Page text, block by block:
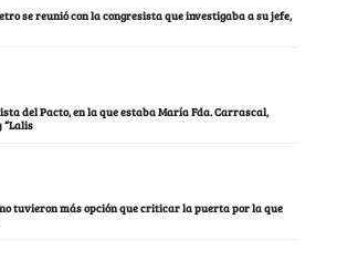
se reunió con la congresista que investigaba a su jefe,
del Pacto, en la que estaba María Fda. Carrascal,
“Lalis
tuvieron más opción que criticar la puerta por la que